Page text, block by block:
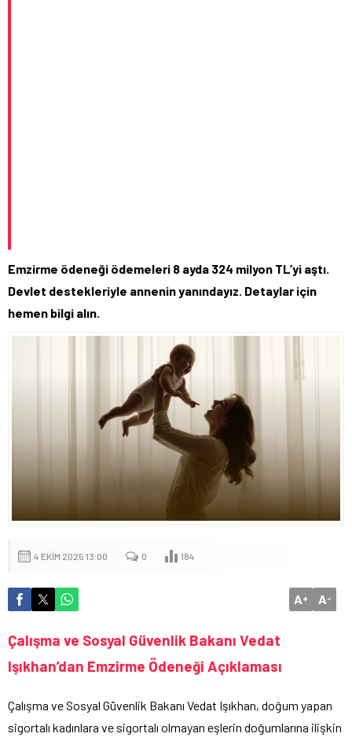
Emzirme ödeneği ödemeleri 8 ayda 324 milyon TL’yi aştı.
Devlet destekleriyle annenin yanındayız. Detaylar için
hemen bilgi alın.
4 EKIM 2025 13:00 0 184
A+ A-
Çalışma ve Sosyal Güvenlik Bakanı Vedat
Işıkhan’dan Emzirme Ödeneği Açıklaması
Çalışma ve Sosyal Güvenlik Bakanı Vedat Işıkhan, doğum yapan
sigortalı kadınlara ve sigortalı olmayan eşlerin doğumlarına ilişkin